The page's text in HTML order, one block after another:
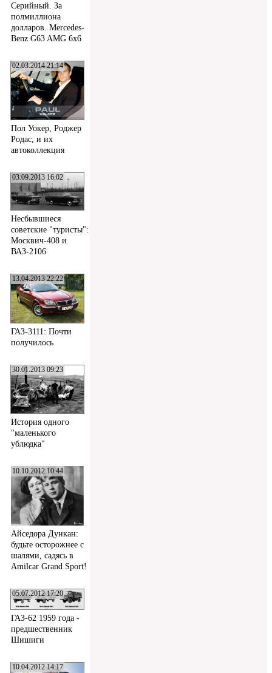
Серийный. За
полмиллиона
долларов. Mercedes-
Benz G63 AMG 6x6
02.03.2014 21:14
Пол Уокер, Роджер
Родас, и их
автоколлекция
03.09.2013 16:02
Несбывшиеся
советские "туристы":
Москвич-408 и
ВАЗ-2106
13.04.2013 22:22
ГАЗ-3111: Почти
получилось
30.01.2013 09:23
История одного
"маленького
ублюдка"
10.10.2012 10:44
Айседора Дункан:
будьте осторожнее с
шалями, садясь в
Amilcar Grand Sport!
05.07.2012 17:20
ГАЗ-62 1959 года -
предшественник
Шишиги
10.04.2012 14:17